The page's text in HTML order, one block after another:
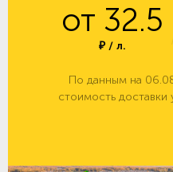
от 32.5
₽ / л.
По данным на
стоимость доставки